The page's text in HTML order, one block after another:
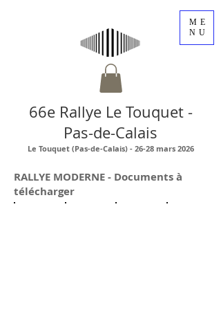
ME
NU
66e Rallye Le Touquet -
Pas-de-Calais
Le Touquet (Pas-de-Calais) - 26-28 mars 2026
RALLYE MODERNE - Documents à
télécharger